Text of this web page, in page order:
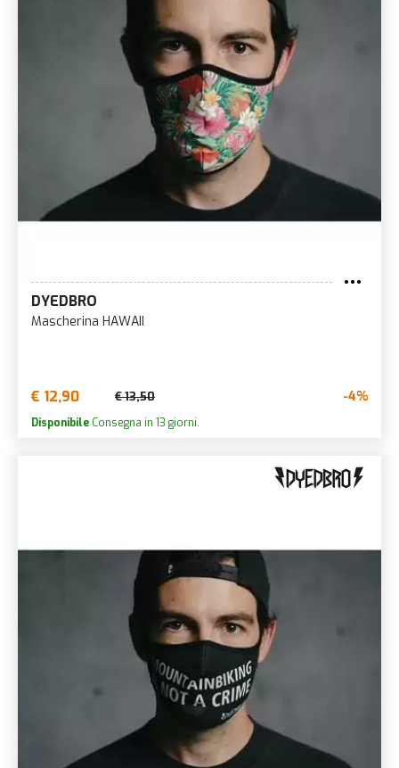
DYEDBRO
Mascherina HAWAII
€ 12,90 € 13,50 -4%
Disponibile Consegna in 13 giorni.